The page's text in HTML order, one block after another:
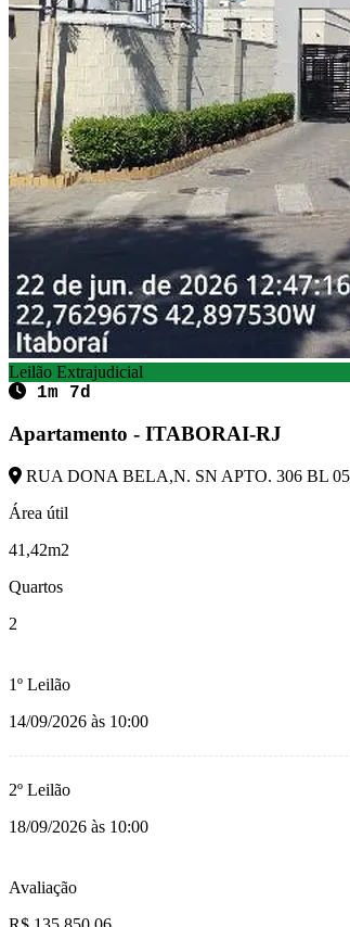
Leilão Extrajudicial
1m 7d
Apartamento - ITABORAI-RJ
RUA DONA BELA,N. SN APTO. 306 BL
Área útil
41,42m2
Quartos
2
1º Leilão
14/09/2026 às 10:00
2º Leilão
18/09/2026 às 10:00
Avaliação